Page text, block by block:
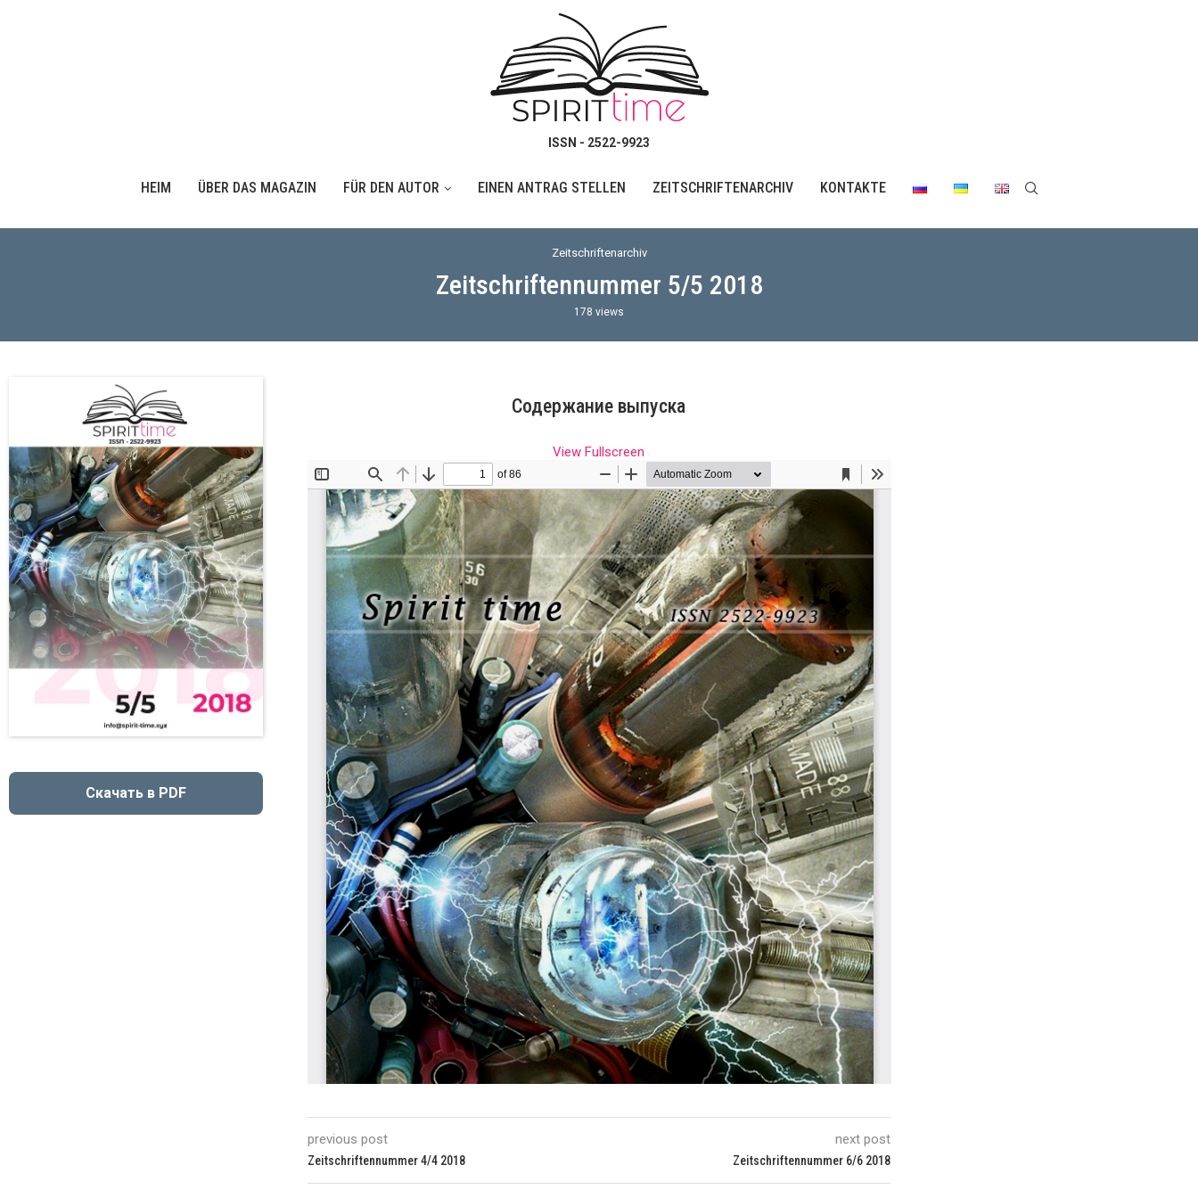
ISSN - 2522-9923
HEIM ÜBER DAS MAGAZIN FÜR DEN AUTOR EINEN ANTRAG STELLEN ZEITSCHRIFTENARCHIV KONTAKTE
Zeitschriftenarchiv
Zeitschriftennummer 5/5 2018
178 views
Содержание выпуска
View Fullscreen
previous post
Zeitschriftennummer 4/4 2018
next post
Zeitschriftennummer 6/6 2018
Скачать в PDF